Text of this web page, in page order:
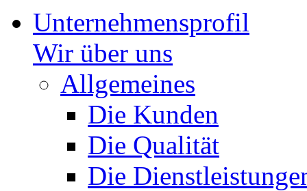
Unternehmensprofil
Wir über uns
Allgemeines
Die Kunden
Die Qualität
Die